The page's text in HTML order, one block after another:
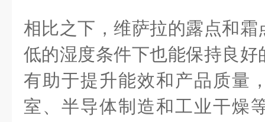
相比之下，维萨拉的露点和
低的湿度条件下也能保持良
有助于提升能效和产品质量
室、半导体制造和工业干燥